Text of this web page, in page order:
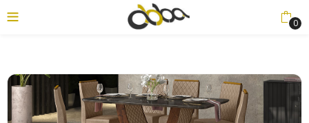
(Productos)
0